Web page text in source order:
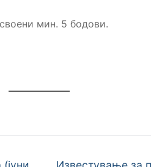
мин. 5 бодови.
Next